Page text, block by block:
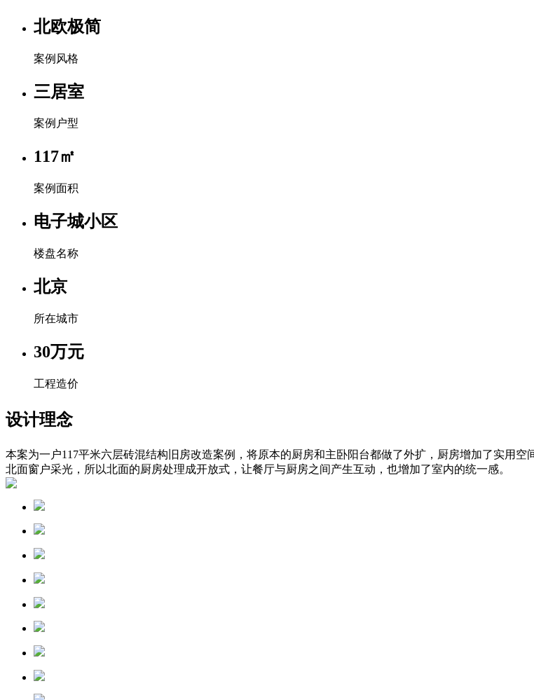
北欧极简
案例风格
三居室
案例户型
117㎡
案例面积
电子城小区
楼盘名称
北京
所在城市
30万元
工程造价
设计理念
本案为一户117平米六层砖混结构旧房改造案例，将原本的厨房和主卧阳台都做了外扩，厨房增加了实用
北面窗户采光，所以北面的厨房处理成开放式，让餐厅与厨房之间产生互动，也增加了室内的统一感。